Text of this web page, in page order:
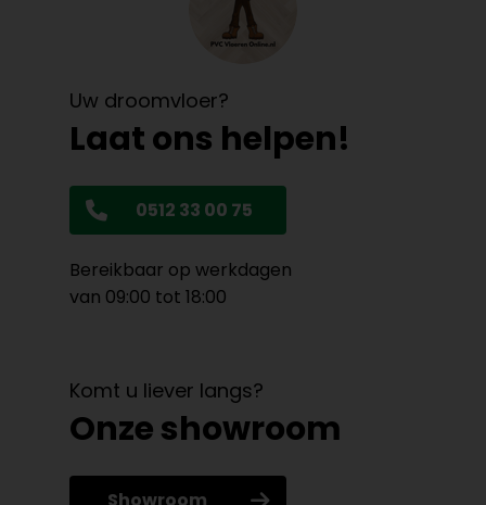
Uw droomvloer?
Laat ons helpen!
0512 33 00 75
Bereikbaar op werkdagen
van 09:00 tot 18:00
Komt u liever langs?
Onze showroom